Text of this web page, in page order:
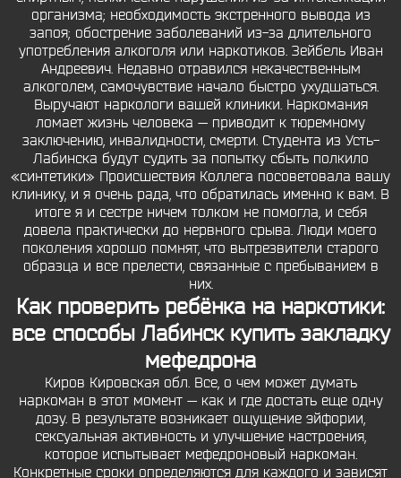
организма; необходимость экстренного вывода из
запоя; обострение заболеваний из-за длительного
употребления алкоголя или наркотиков. Зейбель Иван
Андреевич. Недавно отравился некачественным
алкоголем, самочувствие начало быстро ухудшаться.
Выручают наркологи вашей клиники. Наркомания
ломает жизнь человека — приводит к тюремному
заключению, инвалидности, смерти. Студента из Усть-
Лабинска будут судить за попытку сбыть полкило
«синтетики» Происшествия Коллега посоветовала вашу
клинику, и я очень рада, что обратилась именно к вам. В
итоге я и сестре ничем толком не помогла, и себя
довела практически до нервного срыва. Люди моего
поколения хорошо помнят, что вытрезвители старого
образца и все прелести, связанные с пребыванием в
них.
Как проверить ребёнка на наркотики:
все способы Лабинск купить закладку
мефедрона
Киров Кировская обл. Все, о чем может думать
наркоман в этот момент — как и где достать еще одну
дозу. В результате возникает ощущение эйфории,
сексуальная активность и улучшение настроения,
которое испытывает мефедроновый наркоман.
Конкретные сроки определяются для каждого и зависят